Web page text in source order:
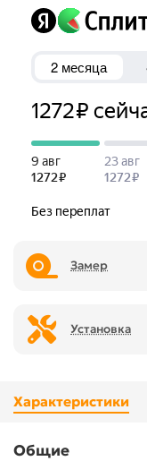
Замер
Установка
Характеристики
Общие